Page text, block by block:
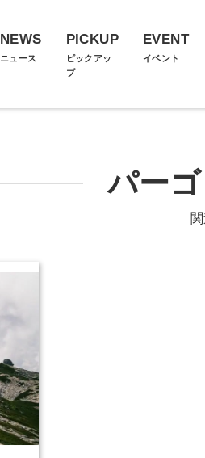
NEWS
ニュース
PICKUP
ピックアッ
プ
EVENT
イベント
パー